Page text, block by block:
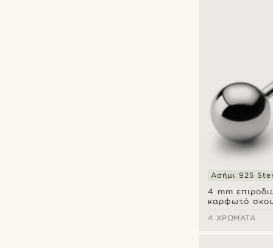
4 mm
καρφωτό
925
Ασήμι 925
4 ΧΡΏΜΑΤΑ